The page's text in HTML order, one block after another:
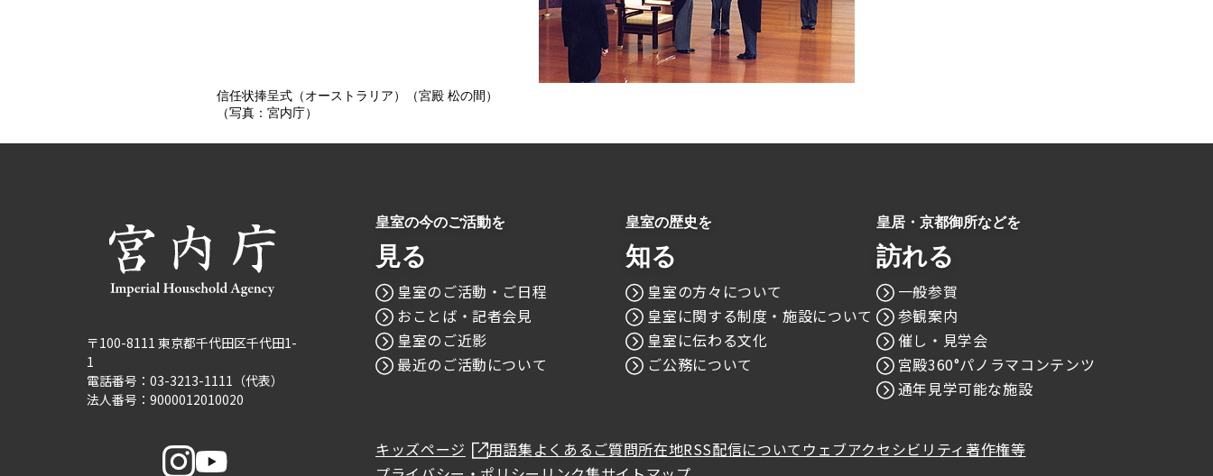
信任状捧呈式（オーストラリア）（宮殿 松の間）
（写真：宮内庁）
〒100-8111 東京都千代田区千代田1-
1
電話番号：03-3213-1111（代表）
法人番号：9000012010020
皇室の今のご活動を
見る
皇室のご活動・ご日程
おことば・記者会見
皇室のご近影
最近のご活動について
皇室の歴史を
知る
皇室の方々について
皇室に関する制度・施設について
皇室に伝わる文化
ご公務について
皇居・京都御所などを
訪れる
一般参賀
参観案内
催し・見学会
宮殿360°パノラマコンテンツ
通年見学可能な施設
キッズページ 用語集よくあるご質問所在地RSS配信について ウェブアクセシビリティ 著作権等